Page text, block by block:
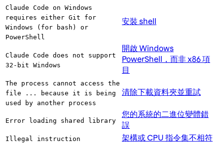
Claude Code on Windows
requires either Git for
Windows (for bash) or
PowerShell
安裝 shell
Claude Code does not support
32-bit Windows
開啟 Windows
PowerShell，而非 x86 項
目
The process cannot access the
file ... because it is being
used by another process
清除下載資料夾並重試
Error loading shared library
您的系統的二進位變體錯
誤
Illegal instruction
架構或 CPU 指令集不相符